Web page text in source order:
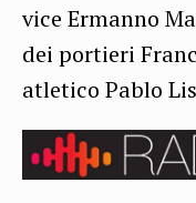
vice Ermanno
dei portieri
atletico Pablo